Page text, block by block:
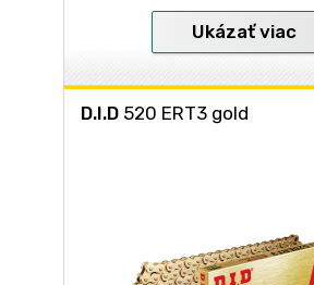
Ukázať viac
D.I.D 520 ERT3 gold